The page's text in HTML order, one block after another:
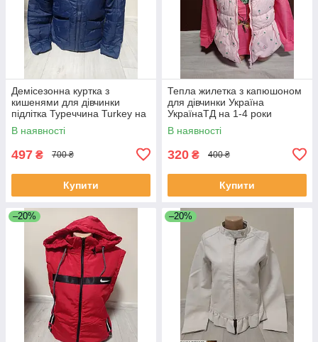
Демісезонна куртка з
кишенями для дівчинки
підлітка Туреччина Turkey на
8-18 років
В наявності
497 ₴ 700 ₴
Купити
Тепла жилетка з капюшоном
для дівчинки Україна
УкраїнаТД на 1-4 роки
В наявності
320 ₴ 400 ₴
Купити
–20% –20%